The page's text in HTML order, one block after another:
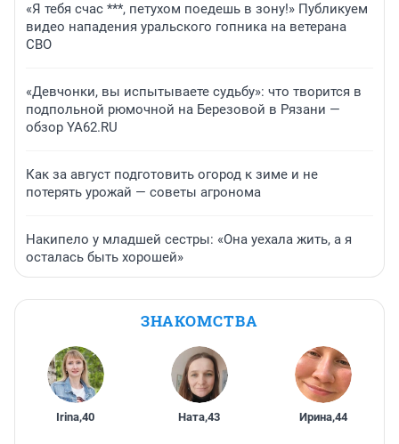
«Я тебя счас ***, петухом поедешь в зону!» Публикуем
видео нападения уральского гопника на ветерана
СВО
«Девчонки, вы испытываете судьбу»: что творится в
подпольной рюмочной на Березовой в Рязани —
обзор YA62.RU
Как за август подготовить огород к зиме и не
потерять урожай — советы агронома
Накипело у младшей сестры: «Она уехала жить, а я
осталась быть хорошей»
ЗНАКОМСТВА
Irina,40 Ната,43 Ирина,44